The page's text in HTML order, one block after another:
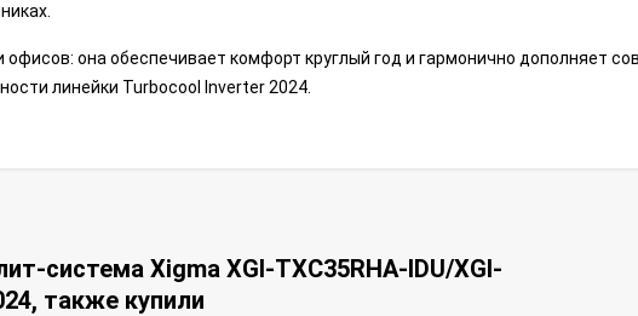
она обеспечивает комфорт круглый год и гармонично дополняет
линейки Turbocool Inverter 2024.
система Xigma XGI-TXC35RHA-IDU/XGI-
также купили